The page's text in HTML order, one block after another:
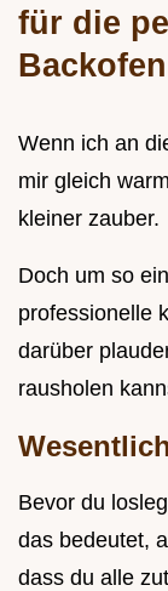
für die
Backofen
Wenn ich an
mir gleich
kleiner zauber.
Doch um so
professionelle
darüber
rausholen
Bevor du
das bedeutet,
dass du alle